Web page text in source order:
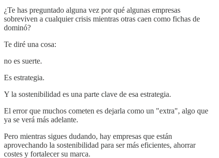
¿Te has preguntado alguna vez por qué algunas empresas
sobreviven a cualquier crisis mientras otras caen como fichas de
dominó?
Te diré una cosa:
no es suerte.
Es estrategia.
Y la sostenibilidad es una parte clave de esa estrategia.
El error que muchos cometen es dejarla como un "extra", algo que
ya se verá más adelante.
Pero mientras sigues dudando, hay empresas que están
aprovechando la sostenibilidad para ser más eficientes, ahorrar
costes y fortalecer su marca.